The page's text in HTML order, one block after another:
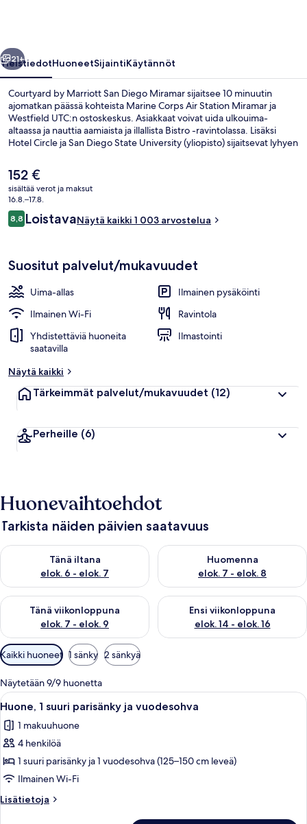
Seuraava
21+
YleistiedotHuoneetSijaintiKäytännöt
Courtyard by Marriott San Diego Miramar sijaitsee 10 minuutin
ajomatkan päässä kohteista Marine Corps Air Station Miramar ja
Westfield UTC:n ostoskeskus. Asiakkaat voivat uida ulkouima-
altaassa ja nauttia aamiaista ja illallista Bistro -ravintolassa. Lisäksi
Hotel Circle ja San Diego State University (yliopisto) sijaitsevat lyhyen
henkilökuntaa.
Nykyinen
hinta
on
152 €
152 €
sisältää verot ja maksut
16.8.–17.8.
Arvostelut
8,88,8 kautta 10.
LoistavaNäytä kaikki 1 003 arvostelua
Suositut palvelut/mukavuudet
Uima-allas
Ilmainen pysäköinti
Ilmainen Wi-Fi
Ravintola
Yhdistettäviä huoneita
saatavilla
Ilmastointi
Näytä kaikki
Tärkeimmät palvelut/mukavuudet (12)
Perheille (6)
Huonevaihtoehdot
Tarkista näiden päivien saatavuus
Tänä iltana
elok. 6 - elok. 7
Tarkista tämän illan saatavuus elok. 6 - elok. 7
Huomenna
elok. 7 - elok. 8
Tarkista huomisen saatavuus
Tänä viikonloppuna
elok. 7 - elok. 9
Tarkista tämän viikonlopun saatavuus elok. 7 - elok. 9
Ensi viikonloppuna
elok. 14 - elok. 16
Tarkista ensi viikonlopun
Huoneille
saatavilla
olevia
suodattimia
Kaikki huoneet 1 sänky 2 sänkyä
Näytetään 9/9 huonetta
Avaa
kaikki
huonetyypin
Huone,
1
suuri
parisänky
ja
Hotellihuone, jossa on suuri sänky,
4
Huone, 1 suuri parisänky ja vuodesohva
1 makuuhuone
4 henkilöä
1 suuri parisänky ja 1 vuodesohva (125–150 cm leveä)
Ilmainen Wi-Fi
Lisätietoja
Lisätietoja